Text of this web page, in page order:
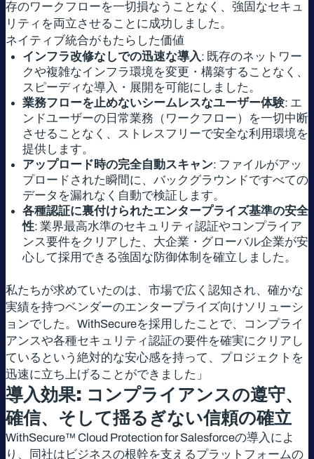
存のワークフローを一切損なうことなく、強固なセキュ
リティを両立させることに成功しました。
ネイティブ統合がもたらした価値
インフラ改修なしでの迅速な導入: 既存のネットワー
クや複雑なインフラ環境を変更・構築することなく、
スピーディな導入・展開を可能にしました。
業務フローを止めないシームレスなユーザー体験: エ
ンドユーザーの日常業務（ワークフロー）を一切中断
させることなく、ストレスフリーで安全な利用環境を
提供します。
アップロード時の完全自動スキャン: ファイルがアッ
プロードされた瞬間に、バックグラウンドですべての
データを漏れなく自動で検証します。
各種認証に裏付けられたエンタープライズ基準の安全
性: 業界最高水準のセキュリティ認証やコンプライア
ンス要件をクリアした、大企業・グローバル企業が安
心して採用できる強固な防御体制を確立しました。
私たちが求めていたのは、市場で広く認知され、確かな
実績を持つベンダーのエンタープライズ向けソリューシ
ョンでした。WithSecureを採用したことで、コンプライ
アンスや各種セキュリティ認証の要件を確実にクリアし
ているという絶対的な安心感を持って、プロジェクトを
迅速に立ち上げることができました」
導入効果: コンプライアンスの遵守、
確信、そして揺るぎない信頼の確立
WithSecure™ Cloud Protection for Salesforceの導入によ
り、同社はビジネスの根幹を支えるプラットフォームの